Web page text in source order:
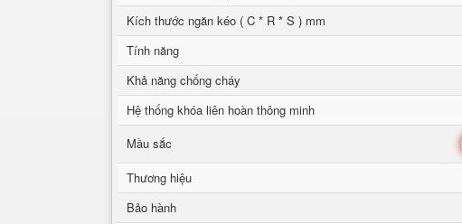
Kích thước ngăn kéo ( C * R * S ) mm
Tính năng
Khả năng chống cháy
Hệ thống khóa liên hoàn thông minh
Mầu sắc
Thương hiệu
Bảo hành